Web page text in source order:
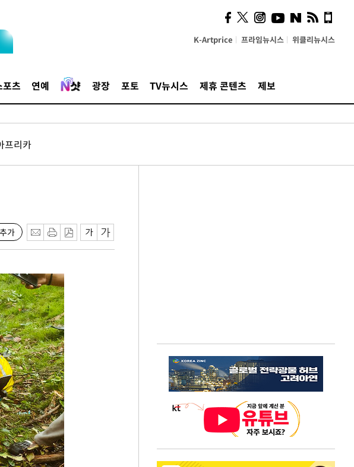
K-Artprice 프라임뉴시스 위클리뉴시스
포츠 연예 광장 포토 TV뉴시스 제휴 콘텐츠 제보
프리카
가